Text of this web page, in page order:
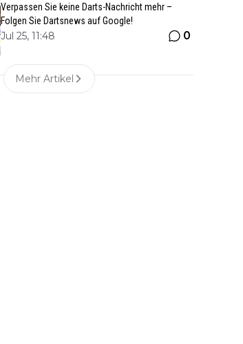
Verpassen Sie keine Darts-Nachricht mehr –
Folgen Sie Dartsnews auf Google!
Jul 25, 11:48 0
Mehr Artikel